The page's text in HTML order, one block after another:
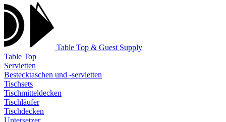
Table Top & Guest Supply
Table Top
Servietten
Bestecktaschen und -servietten
Tischsets
Tischmitteldecken
Tischläufer
Tischdecken